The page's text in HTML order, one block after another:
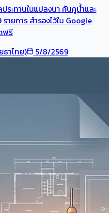
ะทานในแปลงนา คันคูน้ำและ
ยการ สำรองไว้ใน Google
ฟรี
ธาไทย)
5/8/2569